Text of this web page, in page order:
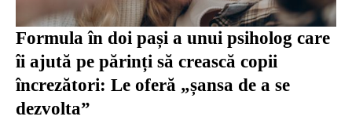
Formula în doi pași a unui psiholog care
îi ajută pe părinți să crească copii
încrezători: Le oferă „șansa de a se
dezvolta”